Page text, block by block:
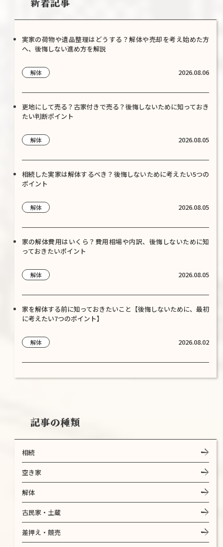
新着記事
実家の荷物や遺品整理はどうする？解体や売却を考え始めた方
へ、後悔しない進め方を解説
解体 2026.08.06
更地にして売る？古家付きで売る？後悔しないために知っておき
たい判断ポイント
解体 2026.08.05
相続した実家は解体するべき？後悔しないために考えたい5つの
ポイント
解体 2026.08.05
家の解体費用はいくら？費用相場や内訳、後悔しないために知
っておきたいポイント
解体 2026.08.05
家を解体する前に知っておきたいこと【後悔しないために、最初
に考えたい7つのポイント】
解体 2026.08.02
記事の種類
相続
空き家
解体
古民家・土蔵
差押え・競売